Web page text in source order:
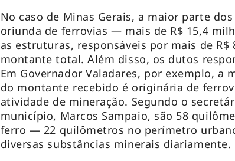
No caso de Minas Gerais, a maior parte dos
oriunda de ferrovias — mais de R$ 15,4
as estruturas, responsáveis por mais de R$
montante total. Além disso, os dutos
Em Governador Valadares, por exemplo, a
do montante recebido é originária de
atividade de mineração. Segundo o
município, Marcos Sampaio, são 58
ferro — 22 quilômetros no perímetro
diversas substâncias minerais diariamente.